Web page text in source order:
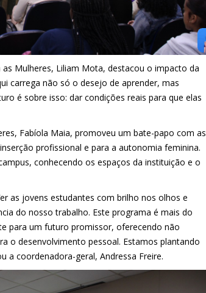
Mulheres, Liliam Mota, destacou o impacto da
carrega não só o desejo de aprender, mas
é sobre isso: dar condições reais para que elas
Fabíola Maia, promoveu um bate-papo com as
profissional e para a autonomia feminina.
conhecendo os espaços da instituição e o
as jovens estudantes com brilho nos olhos e
do nosso trabalho. Este programa é mais do
para um futuro promissor, oferecendo não
o desenvolvimento pessoal. Estamos plantando
a coordenadora-geral, Andressa Freire.